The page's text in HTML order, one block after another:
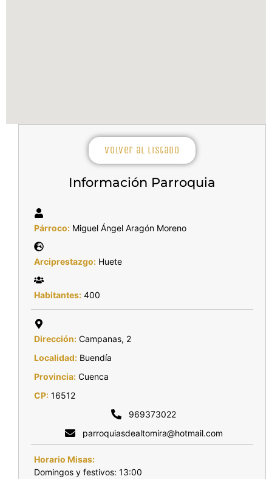
Volver al listado
Información Parroquia
Párroco: Miguel Ángel Aragón Moreno
Arciprestazgo: Huete
Habitantes: 400
Dirección: Campanas, 2
Localidad: Buendía
Provincia: Cuenca
CP: 16512
969373022
parroquiasdealtomira@hotmail.com
Horario Misas:
Domingos y festivos: 13:00